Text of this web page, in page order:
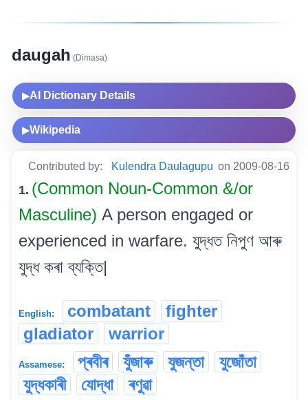
daugah (Dimasa)
▶AI Dictionary Details
▶Wikipedia
Contributed by: Kulendra Daulagupu on 2009-08-16
1. (Common Noun-Common &/or
Masculine) A person engaged or
experienced in warfare. যুদ্ধত নিপুণ আৰু
যুদ্ধ কৰা ব্যক্তি|
English: combatant
fighter
gladiator
warrior
Assamese: প্ৰবীৰ যুঁজাৰু যুজন্তা
যুজোঁতা
যুদ্ধকাৰী
যোদ্ধা ৰণুৱা